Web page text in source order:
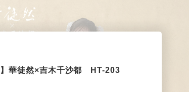
華徒然×吉木千沙都 HT-203